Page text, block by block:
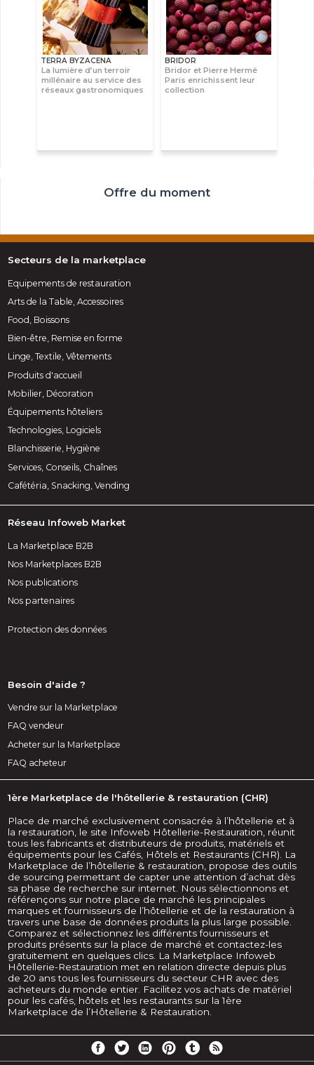
TERRA BYZACENA
La lumière d’un terroir
millénaire au service des
réseaux gastronomiques
BRIDOR
Bridor et Pierre Hermé
Paris enrichissent leur
collection
Offre du moment
Secteurs de la marketplace
Equipements de restauration
Arts de la Table, Accessoires
Food, Boissons
Bien-être, Remise en forme
Linge, Textile, Vêtements
Produits d'accueil
Mobilier, Décoration
Équipements hôteliers
Technologies, Logiciels
Blanchisserie, Hygiène
Services, Conseils, Chaînes
Cafétéria, Snacking, Vending
Réseau Infoweb Market
La Marketplace B2B
Nos Marketplaces B2B
Nos publications
Nos partenaires
Protection des données
Besoin d'aide ?
Vendre sur la Marketplace
FAQ vendeur
Acheter sur la Marketplace
FAQ acheteur
1ère Marketplace de l'hôtellerie & restauration (CHR)
Place de marché exclusivement consacrée à l’hôtellerie et à
la restauration, le site Infoweb Hôtellerie-Restauration, réunit
tous les fabricants et distributeurs de produits, matériels et
équipements pour les Cafés, Hôtels et Restaurants (CHR). La
Marketplace de l’hôtellerie & restauration, propose des outils
de sourcing permettant de capter une attention d’achat dès
sa phase de recherche sur internet. Nous sélectionnons et
référençons sur notre place de marché les principales
marques et fournisseurs de l’hôtellerie et de la restauration à
travers une base de données produits la plus large possible.
Comparez et sélectionnez les différents fournisseurs et
produits présents sur la place de marché et contactez-les
gratuitement en quelques clics. La Marketplace Infoweb
Hôtellerie-Restauration met en relation directe depuis plus
de 20 ans tous les fournisseurs du secteur CHR avec des
acheteurs du monde entier. Facilitez vos achats de matériel
pour les cafés, hôtels et les restaurants sur la 1ère
Marketplace de l’Hôtellerie & Restauration.